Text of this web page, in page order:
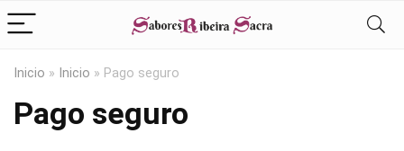
Inicio » Inicio » Pago seguro
Pago seguro